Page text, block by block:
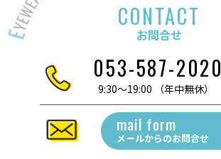
CONTACT
お問合せ
053-587-2020
9:30～19:00 （年中無休）
mail form
メールからのお問合せ